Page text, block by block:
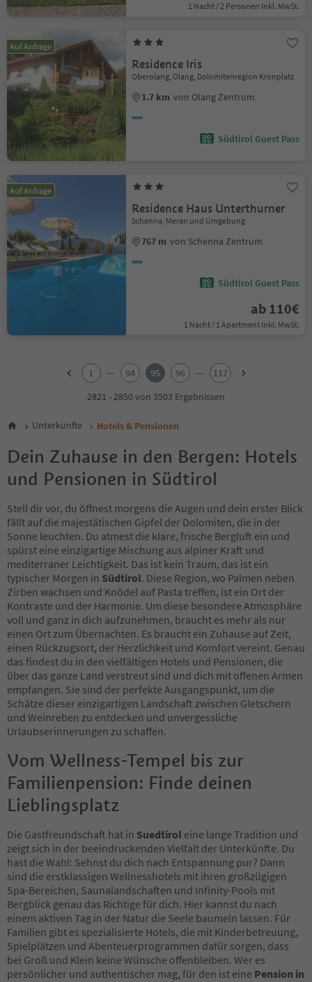
1 Nacht / 2 Personen Inkl. MwSt.
Auf Anfrage
Residence Iris
Oberolang, Olang, Dolomitenregion Kronplatz
1.7 km von Olang Zentrum
Südtirol Guest Pass
Auf Anfrage
Residence Haus Unterthurner
Schenna, Meran und Umgebung
767 m von Schenna Zentrum
Südtirol Guest Pass
ab 110€
1 Nacht / 1 Apartment Inkl. MwSt.
6
8
9
10
12
13
14
15
16
17
18
19
20
21
22
23
24
25
26
27
28
30
31
32
33
34
35
36
37
38
39
40
41
42
43
44
45
1 ... 94 95 96 ...
117
2821 - 2850 von 3503 Ergebnissen
Unterkünfte Hotels & Pensionen
Dein Zuhause in den Bergen: Hotels
und Pensionen in Südtirol
Stell dir vor, du öffnest morgens die Augen und dein erster Blick
fällt auf die majestätischen Gipfel der Dolomiten, die in der
Sonne leuchten. Du atmest die klare, frische Bergluft ein und
spürst eine einzigartige Mischung aus alpiner Kraft und
mediterraner Leichtigkeit. Das ist kein Traum, das ist ein
typischer Morgen in Südtirol. Diese Region, wo Palmen neben
Zirben wachsen und Knödel auf Pasta treffen, ist ein Ort der
Kontraste und der Harmonie. Um diese besondere Atmosphäre
voll und ganz in dich aufzunehmen, braucht es mehr als nur
einen Ort zum Übernachten. Es braucht ein Zuhause auf Zeit,
einen Rückzugsort, der Herzlichkeit und Komfort vereint. Genau
das findest du in den vielfältigen Hotels und Pensionen, die
über das ganze Land verstreut sind und dich mit offenen Armen
empfangen. Sie sind der perfekte Ausgangspunkt, um die
Schätze dieser einzigartigen Landschaft zwischen Gletschern
und Weinreben zu entdecken und unvergessliche
Urlaubserinnerungen zu schaffen.
Vom Wellness-Tempel bis zur
Familienpension: Finde deinen
Lieblingsplatz
Die Gastfreundschaft hat in Suedtirol eine lange Tradition und
zeigt sich in der beeindruckenden Vielfalt der Unterkünfte. Du
hast die Wahl: Sehnst du dich nach Entspannung pur? Dann
sind die erstklassigen Wellnesshotels mit ihren großzügigen
Spa-Bereichen, Saunalandschaften und Infinity-Pools mit
Bergblick genau das Richtige für dich. Hier kannst du nach
einem aktiven Tag in der Natur die Seele baumeln lassen. Für
Familien gibt es spezialisierte Hotels, die mit Kinderbetreuung,
Spielplätzen und Abenteuerprogrammen dafür sorgen, dass
bei Groß und Klein keine Wünsche offenbleiben. Wer es
persönlicher und authentischer mag, für den ist eine Pension in